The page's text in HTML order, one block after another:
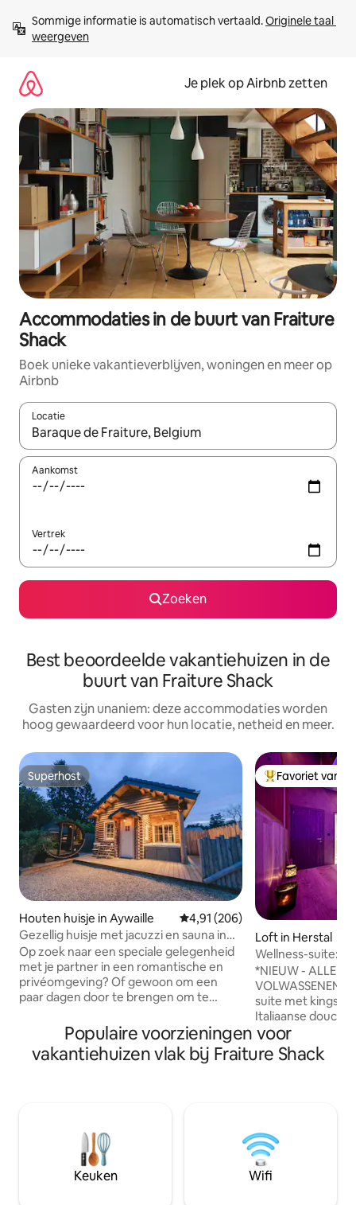
direct
naar
Sommige informatie is automatisch vertaald. Originele taal
weergeven
Je plek op Airbnb zetten
Accommodaties in de buurt van Fraiture
Shack
Boek unieke vakantieverblijven, woningen en meer op
Airbnb
Locatie
Wanneer er resultaten beschikbaar zijn, maak je een keuze
Aankomst
Vertrek
Zoeken
Best beoordeelde vakantiehuizen in de
buurt van Fraiture Shack
Gasten zijn unaniem: deze accommodaties worden
hoog gewaardeerd voor hun locatie, netheid en meer.
Superhost
Superhost
Houten huisje in Aywaille Gemiddelde beoordeling van
4,91 (206)
Gezellig huisje met jacuzzi en sauna in
een geweldige regio
Op zoek naar een speciale gelegenheid
met je partner in een romantische en
privéomgeving? Of gewoon om een
paar dagen door te brengen om te
Kom dan naar dit gezellige en nieuw
gebouwde houten huisje, uitgerust met
een grote (overdekte) jacuzzi, die het
vallei, waardoor vele wandelpaden in de
buurt en een prachtige omgeving
midden in de Belgische Ardennen
Topfavoriet van
Favoriet van
Loft in Herstal
Wellness-suite:
*NIEUW - ALLEEN
VOLWASSENEN*
suite met
Italiaanse
gereserveerde
ingang 🅿️ Zelfstandig in- en uitchecken
via digitale code Extra'✨s bij boeking:
Aperitiefbord 🥐 Ontbijt 50 minuten
DUO💆‍♂️💆‍♀️
tafel in onze
na het boeken
Populaire voorzieningen voor
vakantiehuizen vlak bij Fraiture Shack
Keuken Wifi